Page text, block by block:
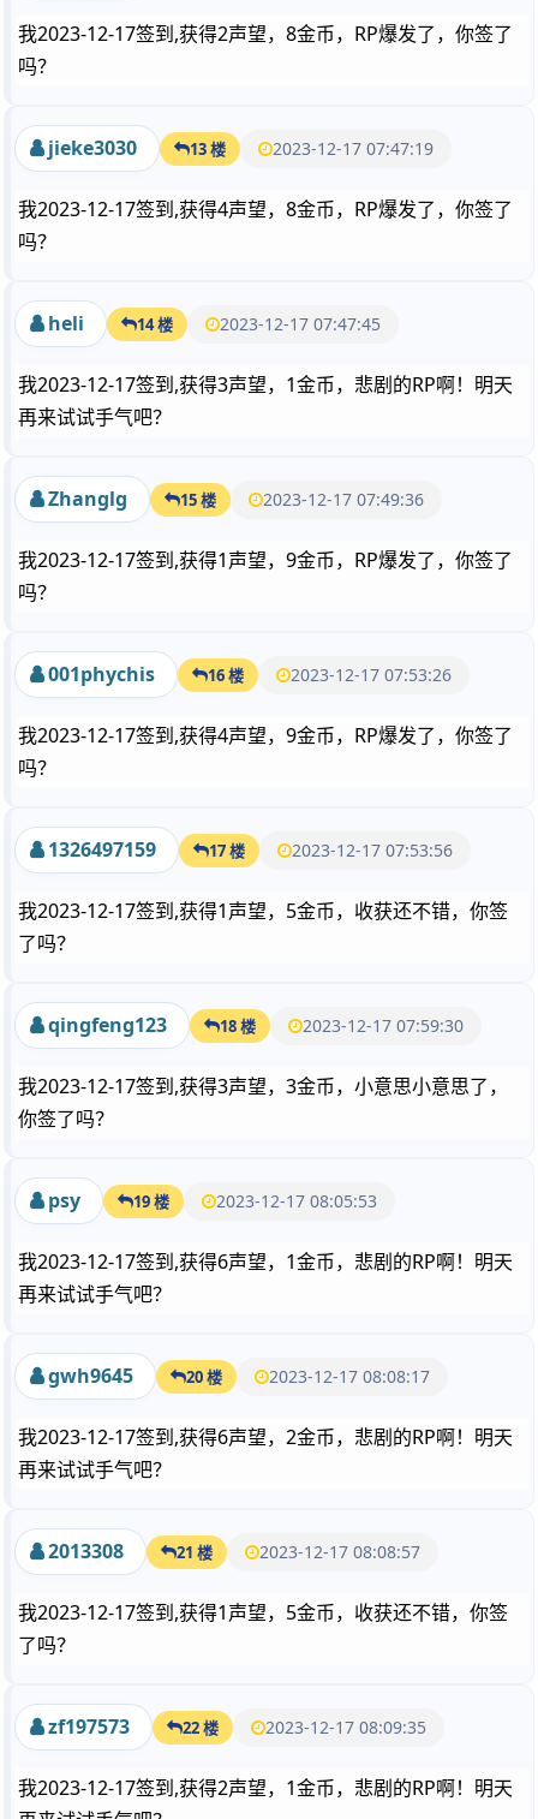
我2023-12-17签到,获得2声望，8金币，RP爆发了，你签了
吗？
jieke3030 13 楼 2023-12-17 07:47:19
我2023-12-17签到,获得4声望，8金币，RP爆发了，你签了
吗？
heli 14 楼 2023-12-17 07:47:45
我2023-12-17签到,获得3声望，1金币，悲剧的RP啊！明天
再来试试手气吧？
Zhanglg 15 楼 2023-12-17 07:49:36
我2023-12-17签到,获得1声望，9金币，RP爆发了，你签了
吗？
001phychis 16 楼 2023-12-17 07:53:26
我2023-12-17签到,获得4声望，9金币，RP爆发了，你签了
吗？
1326497159 17 楼 2023-12-17 07:53:56
我2023-12-17签到,获得1声望，5金币，收获还不错，你签
了吗？
qingfeng123 18 楼 2023-12-17 07:59:30
我2023-12-17签到,获得3声望，3金币，小意思小意思了，
你签了吗？
psy 19 楼 2023-12-17 08:05:53
我2023-12-17签到,获得6声望，1金币，悲剧的RP啊！明天
再来试试手气吧？
gwh9645 20 楼 2023-12-17 08:08:17
我2023-12-17签到,获得6声望，2金币，悲剧的RP啊！明天
再来试试手气吧？
2013308 21 楼 2023-12-17 08:08:57
我2023-12-17签到,获得1声望，5金币，收获还不错，你签
了吗？
zf197573 22 楼 2023-12-17 08:09:35
我2023-12-17签到,获得2声望，1金币，悲剧的RP啊！明天